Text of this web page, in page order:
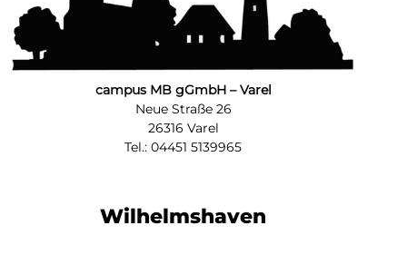
campus MB gGmbH – Varel
Neue Straße 26
26316 Varel
Tel.: 04451 5139965
Wilhelmshaven